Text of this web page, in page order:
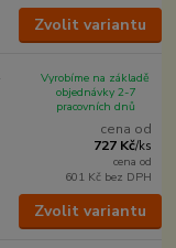
Zvolit variantu
cena od
727 Kč/ks
cena od
601 Kč bez DPH
Vyrobíme na základě
objednávky 2-7
pracovních dnů
Zvolit variantu